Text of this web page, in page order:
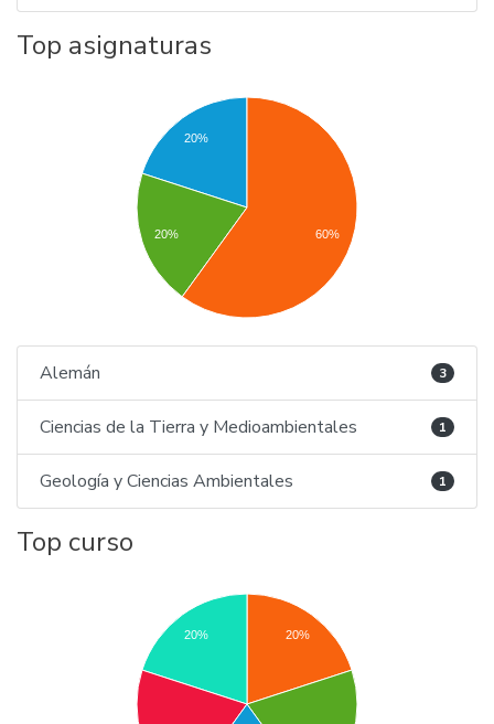
Top asignaturas
20%
20% 60%
Alemán 3
Ciencias de la Tierra y Medioambientales 1
Geología y Ciencias Ambientales 1
Top curso
20%
20%